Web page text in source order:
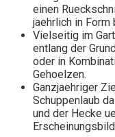
einen
jaehrlich in
Vielseitig im
entlang der
oder in
Gehoelzen.
Ganzjaehriger
Schuppenlaub
und der Hecke